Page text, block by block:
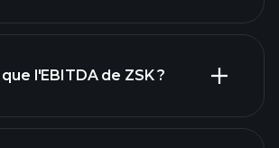
plus grands
l'EBITDA de ZSK ?